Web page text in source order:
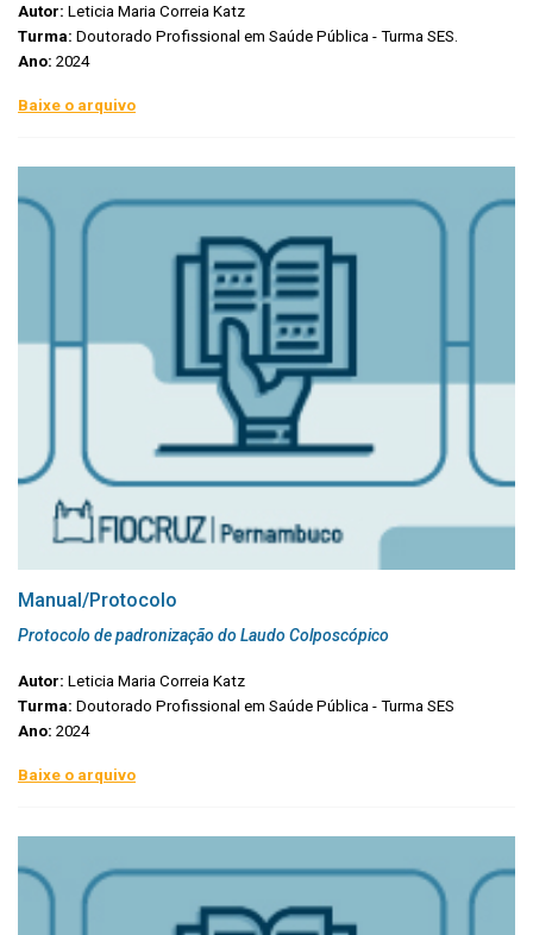
Autor: Leticia Maria Correia Katz
Turma: Doutorado Profissional em Saúde Pública - Turma SES.
Ano: 2024
Baixe o arquivo
Manual/Protocolo
Protocolo de padronização do Laudo Colposcópico
Autor: Leticia Maria Correia Katz
Turma: Doutorado Profissional em Saúde Pública - Turma SES
Ano: 2024
Baixe o arquivo